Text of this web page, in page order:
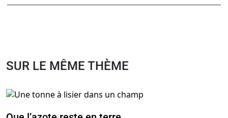
SUR LE MÊME THÈME